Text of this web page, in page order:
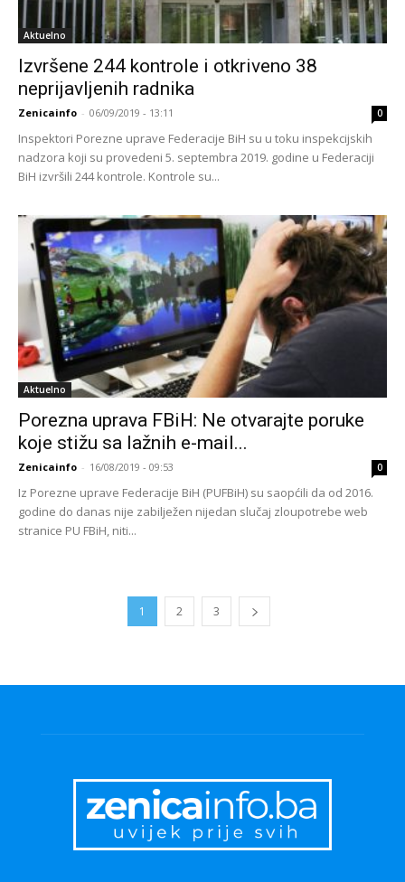
Aktuelno
Izvršene 244 kontrole i otkriveno 38
neprijavljenih radnika
Zenicainfo - 06/09/2019 - 13:11 0
Inspektori Porezne uprave Federacije BiH su u toku inspekcijskih
nadzora koji su provedeni 5. septembra 2019. godine u Federaciji
BiH izvršili 244 kontrole. Kontrole su...
Aktuelno
Porezna uprava FBiH: Ne otvarajte poruke
koje stižu sa lažnih e-mail...
Zenicainfo - 16/08/2019 - 09:53 0
Iz Porezne uprave Federacije BiH (PUFBiH) su saopćili da od 2016.
godine do danas nije zabilježen nijedan slučaj zloupotrebe web
stranice PU FBiH, niti...
1 2 3